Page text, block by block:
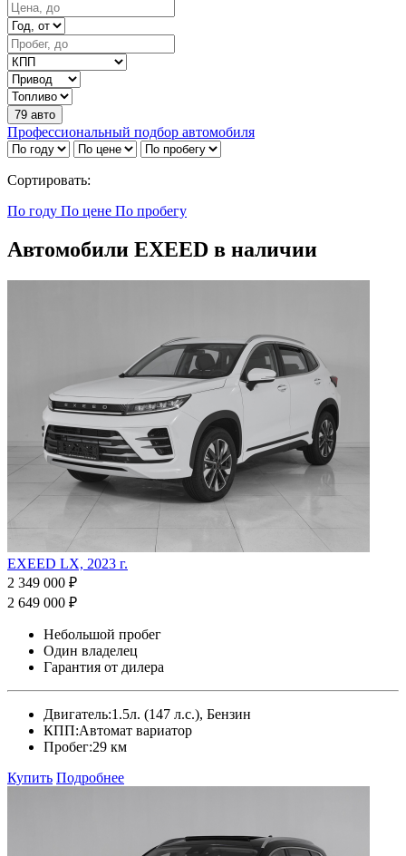
79 авто
Профессиональный подбор автомобиля
Сортировать:
По году По цене По пробегу
Автомобили EXEED в наличии
EXEED LX, 2023 г.
2 349 000 ₽
2 649 000 ₽
Небольшой пробег
Один владелец
Гарантия от дилера
Двигатель:1.5л. (147 л.с.), Бензин
КПП:Автомат вариатор
Пробег:29 км
Купить Подробнее